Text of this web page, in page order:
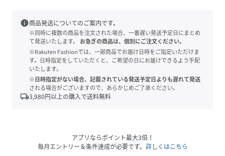
info商品発送についてのご案内です。
※同時に複数の商品を注文された場合、一番遅い発送予定日にまとめ
て発送いたします。
お急ぎの商品は、個別にご注文ください。
※Rakuten Fashionでは、一部商品でお届け日時をご指定いただけま
す。日時指定をしていただくと、ご希望の日にお届けできるよう手配
いたします。
※日時指定がない場合、記載されている発送予定日よりも遅れて発送
される場合がございますので、あらかじめご了承ください。
local_shipping3,980円以上の購入で送料無料
アプリならポイント最大3倍！
毎月エントリー＆条件達成が必要です。 詳しくはこちら